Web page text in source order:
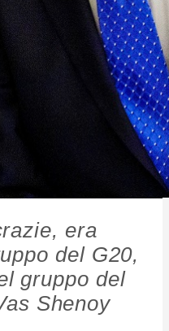
era
del G20,
gruppo del
Shenoy